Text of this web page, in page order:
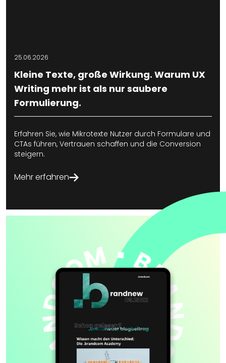
25.06.2026
Kleine Texte, große Wirkung. Warum UX
Writing mehr ist als nur saubere
Formulierung.
Erfahren Sie, wie Mikrotexte Nutzer durch Formulare und
CTAs führen, Vertrauen schaffen und die Conversion
steigern.
Mehr erfahren